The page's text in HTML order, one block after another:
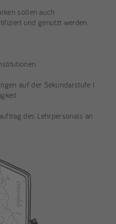
sollen auch
und genutzt werden.
auf der Sekundarstufe I
des Lehrpersonals an